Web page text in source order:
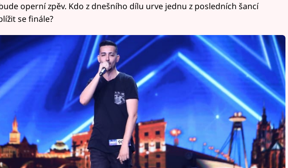
operní zpěv. Kdo z dnešního dílu urve jednu z posledních šancí
se finále?